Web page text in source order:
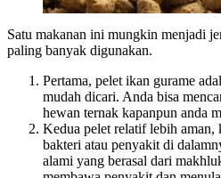
Satu makanan ini mungkin menjadi
paling banyak digunakan.
Pertama, pelet ikan gurame
mudah dicari. Anda bisa
hewan ternak kapanpun anda
Kedua pelet relatif lebih aman,
bakteri atau penyakit di
alami yang berasal dari